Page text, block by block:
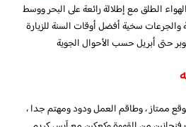
الطلق مع إطلالة رائعة على البحر ووسط
والجرعات سخية أفضل أوقات السنة للزيارة
حتى أبريل حسب الأحوال الجوية
ممتاز ، وطاقم العمل ودود ومهتم جدا ،